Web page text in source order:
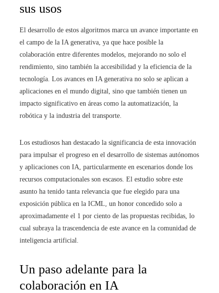
sus usos
El desarrollo de estos algoritmos marca un avance importante en
el campo de la IA generativa, ya que hace posible la
colaboración entre diferentes modelos, mejorando no solo el
rendimiento, sino también la accesibilidad y la eficiencia de la
tecnología. Los avances en IA generativa no solo se aplican a
aplicaciones en el mundo digital, sino que también tienen un
impacto significativo en áreas como la automatización, la
robótica y la industria del transporte.
Los estudiosos han destacado la significancia de esta innovación
para impulsar el progreso en el desarrollo de sistemas autónomos
y aplicaciones con IA, particularmente en escenarios donde los
recursos computacionales son escasos. El estudio sobre este
asunto ha tenido tanta relevancia que fue elegido para una
exposición pública en la ICML, un honor concedido solo a
aproximadamente el 1 por ciento de las propuestas recibidas, lo
cual subraya la trascendencia de este avance en la comunidad de
inteligencia artificial.
Un paso adelante para la
colaboración en IA